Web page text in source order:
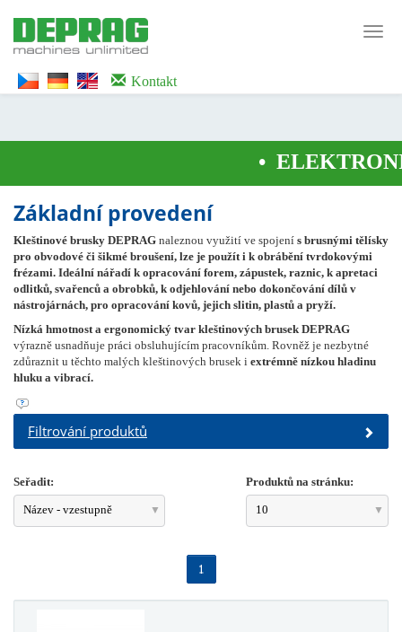
WTG9QS7C" height="0" width="0" style="display:none;visibility:hidden">
</iframe></noscript>
Kontakt
•
Základní provedení
Kleštinové brusky DEPRAG naleznou využití ve spojení s brusnými tělísky
pro obvodové či šikmé broušení, lze je použít i k obrábění tvrdokovými
frézami. Ideální nářadí k opracování forem, zápustek, raznic, k apretaci
odlitků, svařenců a obrobků, k odjehlování nebo dokončování dílů v
nástrojárnách, pro opracování kovů, jejich slitin, plastů a pryží.
Nízká hmotnost a ergonomický tvar kleštinových brusek DEPRAG
výrazně usnadňuje práci obsluhujícím pracovníkům. Rovněž je nezbytné
zdůraznit u těchto malých kleštinových brusek i extrémně nízkou hladinu
hluku a vibrací.
Filtrování produktů
Seřadit:
Název - vzestupně
Produktů na stránku:
10
1